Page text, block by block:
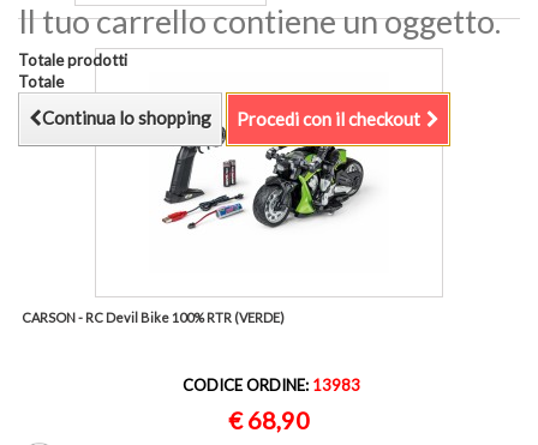
Il tuo carrello contiene un oggetto.
Totale prodotti
Totale
Continua lo shopping Procedi con il checkout
CARSON - RC Devil Bike 100% RTR (VERDE)
CODICE ORDINE: 13983
€ 68,90